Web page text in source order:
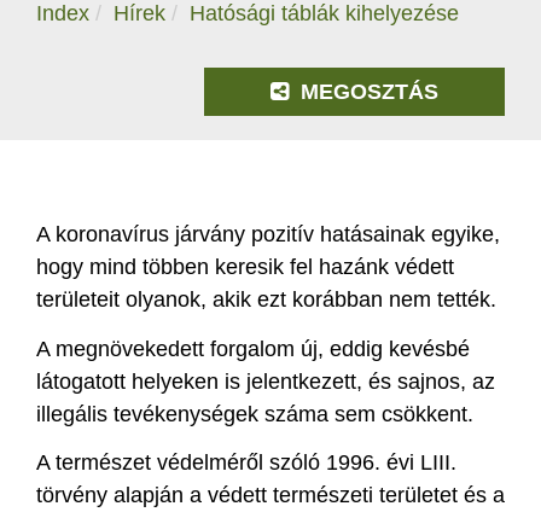
RÓLUNK
ONLINE JEGYVÁSÁRLÁS
Index Hírek Hatósági táblák kihelyezése
MEGOSZTÁS
A koronavírus járvány pozitív hatásainak egyike,
hogy mind többen keresik fel hazánk védett
területeit olyanok, akik ezt korábban nem tették.
A megnövekedett forgalom új, eddig kevésbé
látogatott helyeken is jelentkezett, és sajnos, az
illegális tevékenységek száma sem csökkent.
A természet védelméről szóló 1996. évi LIII.
törvény alapján a védett természeti területet és a